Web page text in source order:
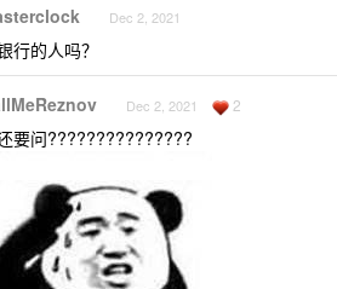
Dec 2, 2021
行的人吗？
Dec 2, 2021 2
要问???????????????